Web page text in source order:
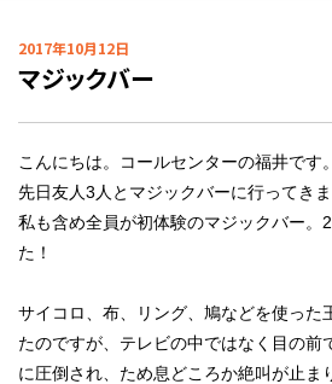
2017年10月12日
マジックバー
こんにちは。コールセンターの福井です。
先日友人3人とマジックバーに行ってきま
私も含め全員が初体験のマジックバー。
た！
サイコロ、布、リング、鳩などを使った
たのですが、テレビの中ではなく目の前
に圧倒され、ため息どころか絶叫が止ま